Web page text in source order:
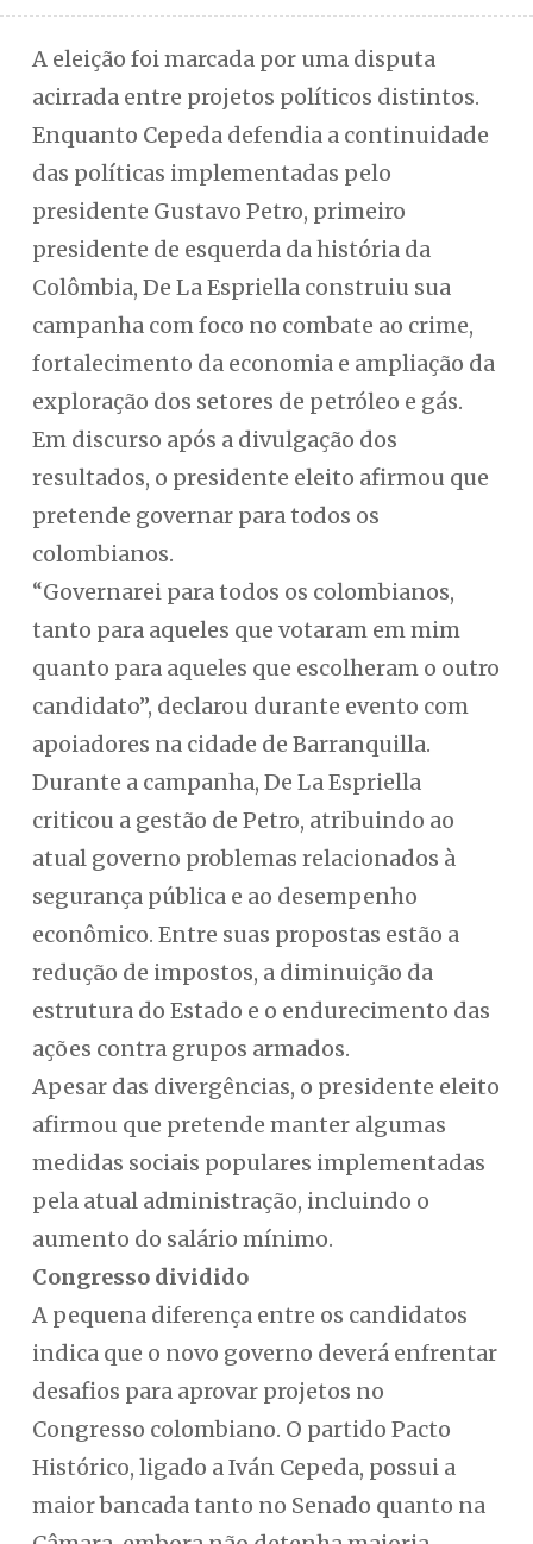
A eleição foi marcada por uma disputa
acirrada entre projetos políticos distintos.
Enquanto Cepeda defendia a continuidade
das políticas implementadas pelo
presidente Gustavo Petro, primeiro
presidente de esquerda da história da
Colômbia, De La Espriella construiu sua
campanha com foco no combate ao crime,
fortalecimento da economia e ampliação da
exploração dos setores de petróleo e gás.
Em discurso após a divulgação dos
resultados, o presidente eleito afirmou que
pretende governar para todos os
colombianos.
“Governarei para todos os colombianos,
tanto para aqueles que votaram em mim
quanto para aqueles que escolheram o outro
candidato”, declarou durante evento com
apoiadores na cidade de Barranquilla.
Durante a campanha, De La Espriella
criticou a gestão de Petro, atribuindo ao
atual governo problemas relacionados à
segurança pública e ao desempenho
econômico. Entre suas propostas estão a
redução de impostos, a diminuição da
estrutura do Estado e o endurecimento das
ações contra grupos armados.
Apesar das divergências, o presidente eleito
afirmou que pretende manter algumas
medidas sociais populares implementadas
pela atual administração, incluindo o
aumento do salário mínimo.
Congresso dividido
A pequena diferença entre os candidatos
indica que o novo governo deverá enfrentar
desafios para aprovar projetos no
Congresso colombiano. O partido Pacto
Histórico, ligado a Iván Cepeda, possui a
maior bancada tanto no Senado quanto na